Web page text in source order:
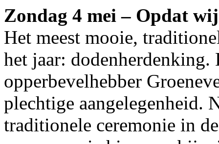
Zondag 4 mei – Opdat
Het meest mooie,
het jaar: dodenherdenking.
opperbevelhebber
plechtige aangelegenheid.
traditionele ceremonie in